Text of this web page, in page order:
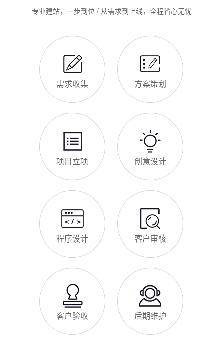
业，推出4类核心建站套餐
仿站建站注意事项
年），但很多鸡泽企业在选择仿站时，容易忽视一些关键细节，
导致网站出现版权纠纷、功能异常、SEO优化失效等问题，反而
得不偿失。结合百度最新算法和本地企业的实际踩坑案例，今天
详细梳理仿站建站的核心注
新网站如何快速被百度收录
很多鸡泽企业搭建官网后，最头疼的问题就是“网站做好了，但百
度搜不到”，这其实是没有掌握正确的收录方法。结合百度最新收
录规则，针对本地企业网站，分享几个简单易操作、见效快的方
法，帮助新网站快速被百度收录，无需专业技术，企业自己就能
操作。第一，完善网站基础信息，确保符合百度抓取规则。首
先，确认网站域名已
网站建设完整流程
很多鸡泽企业想搭建官网，却不清楚完整的建站流程，容易被服
务商忽悠，出现流程混乱、工期拖延、隐形消费等问题。结合我
们多年本地建站经验和百度优化算法要求，今天详细拆解网站建
设的完整流程，从前期准备到后期上线，每一步都清晰明了，帮
助鸡泽企业理清思路，顺利完成建站，避免踩坑。第一步，需求
沟通与方案确定。这是
鸡泽企业做网站有什么用
对于鸡泽本地企业而言，搭建一个专属官网，早已不是“锦上添
花”，而是立足本地、拓展市场的“必备武器”，其核心价值体现在
品牌、获客、信任、效率四大维度，完全贴合鸡泽中小微企业的
发展需求。首先，官网是企业的线上“永久名片”。不同于线下门
店有营业时间限制，官网24小时在线，无论鸡泽本地客户是白天
咨询、深夜了解
网站SSL证书有什么用
对于鸡泽企业来说，网站SSL证书看似是“小细节”，实则是企业
官网合规运营、提升信任度、适配百度优化的关键，很多企业忽
视其重要性，导致网站被标记“不安全”，影响客户信任和百度收
录，甚至错失潜在客户。结合鸡泽本地企业的实际需求，今天详
细解读SSL证书的核心作用，帮助企业避开误区、正确使用。首
先，SSL证书最核心的
鸡泽企业网站为什么要做SEO优化
很多鸡泽企业搭建官网后，发现网站上线后无人访问、没有客户
咨询，沦为“摆设”，核心原因就是没有做SEO优化。结合百度最
新优化算法和鸡泽本地企业的获客需求，今天详细解读企业网站